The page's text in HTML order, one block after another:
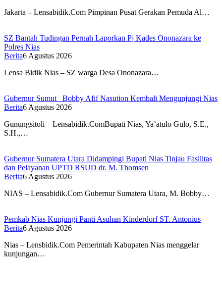
Jakarta – Lensabidik.Com Pimpinan Pusat Gerakan Pemuda Al…
SZ Bantah Tudingan Pernah Laporkan Pj Kades Ononazara ke
Polres Nias
Berita6 Agustus 2026
Lensa Bidik Nias – SZ warga Desa Ononazara…
Gubernur Sumut Bobby Afif Nasution Kembali Mengunjungi Nias
Berita6 Agustus 2026
Gunungsitoli – Lensabidik.ComBupati Nias, Ya’atulo Gulo, S.E.,
S.H.,…
Gubernur Sumatera Utara Didampingi Bupati Nias Tinjau Fasilitas
dan Pelayanan UPTD RSUD dr. M. Thomsen
Berita6 Agustus 2026
NIAS – Lensabidik.Com Gubernur Sumatera Utara, M. Bobby…
Pemkab Nias Kunjungi Panti Asuhan Kinderdorf ST. Antonius
Berita6 Agustus 2026
Nias – Lensbidik.Com Pemerintah Kabupaten Nias menggelar
kunjungan…